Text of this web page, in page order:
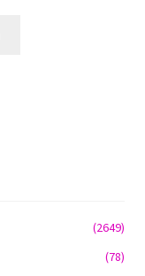
(2649)
(78)